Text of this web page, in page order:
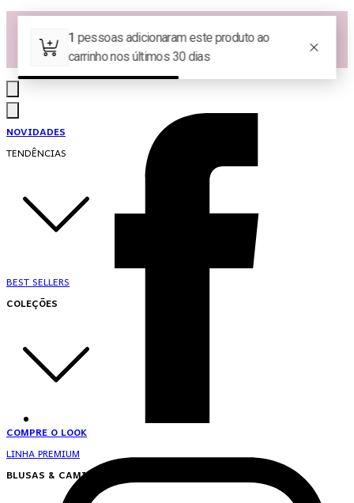
Las Queridas Club🌷 - Ganhe 5% Cashback em pontos na sua compra!
Ganhe 10% OFF na 1ª compra no App: PRIMEIRANOAPP 😍
♡ Coleção Nova: Grace in Motion ♡
NOVIDADES
TENDÊNCIAS
BEST SELLERS
COLEÇÕES
COMPRE O LOOK
LINHA PREMIUM
BLUSAS & CAMISAS